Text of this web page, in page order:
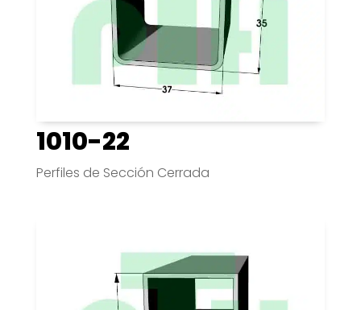
1010-22
Perfiles de Sección Cerrada